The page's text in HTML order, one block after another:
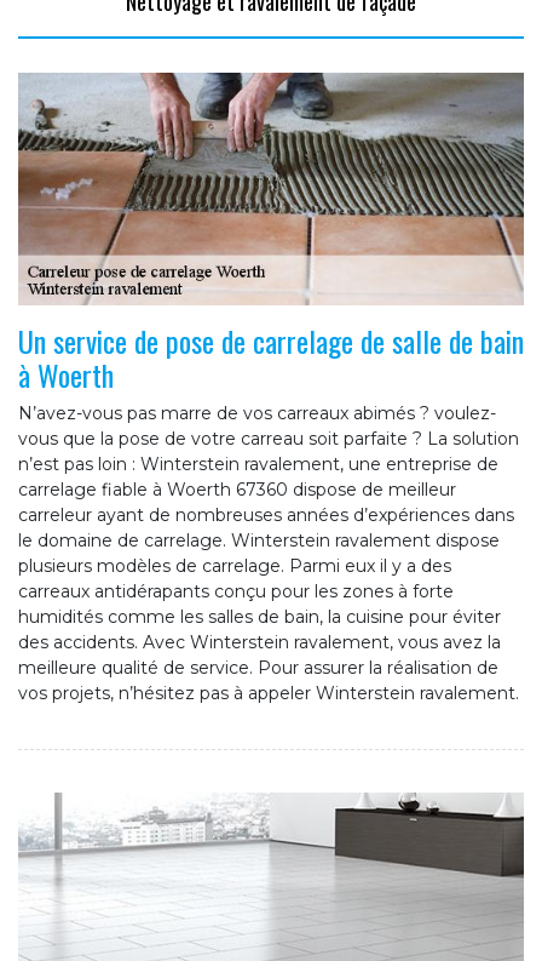
Un service de pose de carrelage de salle de bain
à Woerth
N’avez-vous pas marre de vos carreaux abimés ? voulez-
vous que la pose de votre carreau soit parfaite ? La solution
n’est pas loin : Winterstein ravalement, une entreprise de
carrelage fiable à Woerth 67360 dispose de meilleur
carreleur ayant de nombreuses années d’expériences dans
le domaine de carrelage. Winterstein ravalement dispose
plusieurs modèles de carrelage. Parmi eux il y a des
carreaux antidérapants conçu pour les zones à forte
humidités comme les salles de bain, la cuisine pour éviter
des accidents. Avec Winterstein ravalement, vous avez la
meilleure qualité de service. Pour assurer la réalisation de
vos projets, n’hésitez pas à appeler Winterstein ravalement.